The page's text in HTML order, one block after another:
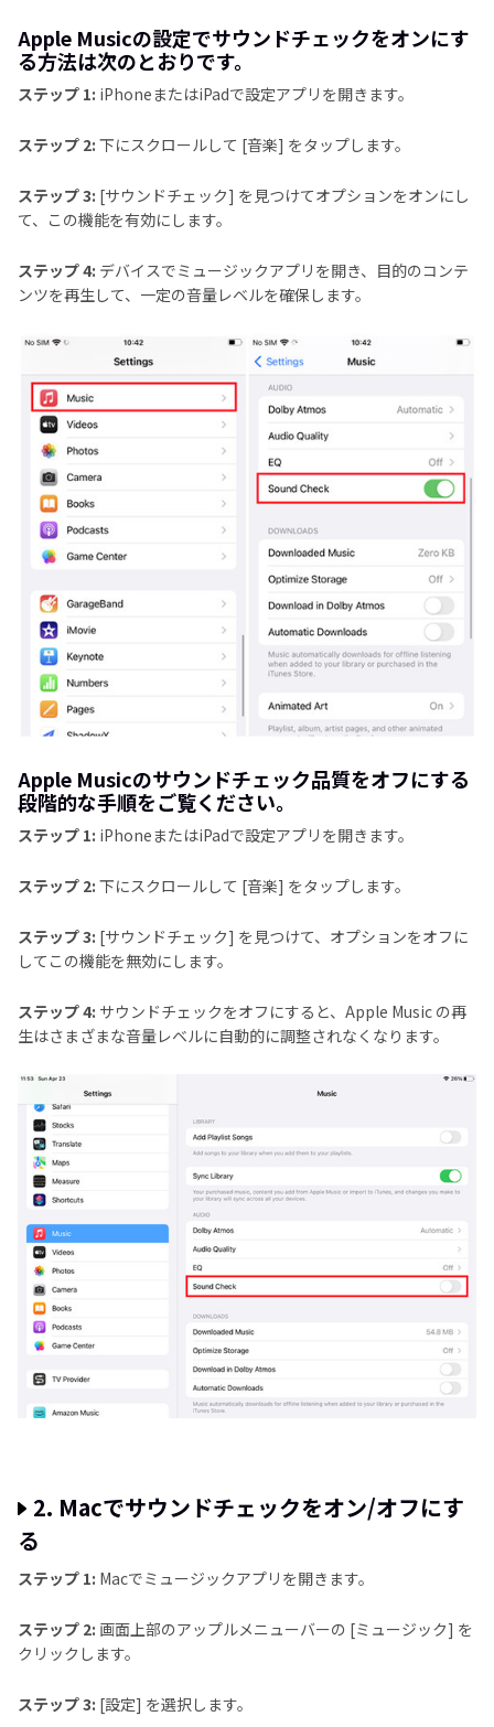
Apple Musicの設定でサウンドチェックをオンにす
る方法は次のとおりです。
ステップ 1: iPhoneまたはiPadで設定アプリを開きます。
ステップ 2: 下にスクロールして [音楽] をタップします。
ステップ 3: [サウンドチェック] を見つけてオプションをオンにし
て、この機能を有効にします。
ステップ 4: デバイスでミュージックアプリを開き、目的のコンテ
ンツを再生して、一定の音量レベルを確保します。
Apple Musicのサウンドチェック品質をオフにする
段階的な手順をご覧ください。
ステップ 1: iPhoneまたはiPadで設定アプリを開きます。
ステップ 2: 下にスクロールして [音楽] をタップします。
ステップ 3: [サウンドチェック] を見つけて、オプションをオフに
してこの機能を無効にします。
ステップ 4: サウンドチェックをオフにすると、Apple Music の再
生はさまざまな音量レベルに自動的に調整されなくなります。
2. Macでサウンドチェックをオン/オフにす
る
ステップ 1: Macでミュージックアプリを開きます。
ステップ 2: 画面上部のアップルメニューバーの [ミュージック] を
クリックします。
ステップ 3: [設定] を選択します。